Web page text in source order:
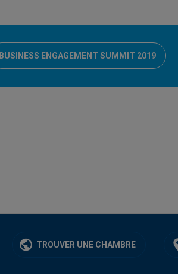
BUSINESS ENGAGEMENT SUMMIT 2019
TROUVER UNE CHAMBRE